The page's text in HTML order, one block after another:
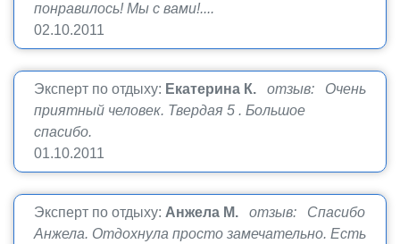
понравилось! Мы с вами!....
02.10.2011
Эксперт по отдыху: Екатерина К.
отзыв: Очень
приятный человек. Твердая 5 . Большое
спасибо.
01.10.2011
Эксперт по отдыху: Анжела М.
отзыв: Спасибо
Анжела. Отдохнула просто замечательно. Есть